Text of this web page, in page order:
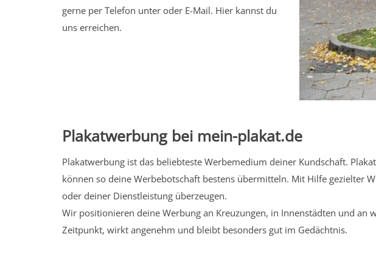
gerne per Telefon unter oder E-Mail. Hier kannst du
uns erreichen.
Plakatwerbung bei mein-plakat.de
Plakatwerbung ist das beliebteste Werbemedium deiner Kundschaft.
können so deine Werbebotschaft bestens übermitteln. Mit Hilfe gezielter
oder deiner Dienstleistung überzeugen.
Wir positionieren deine Werbung an Kreuzungen, in Innenstädten und
Zeitpunkt, wirkt angenehm und bleibt besonders gut im Gedächtnis.